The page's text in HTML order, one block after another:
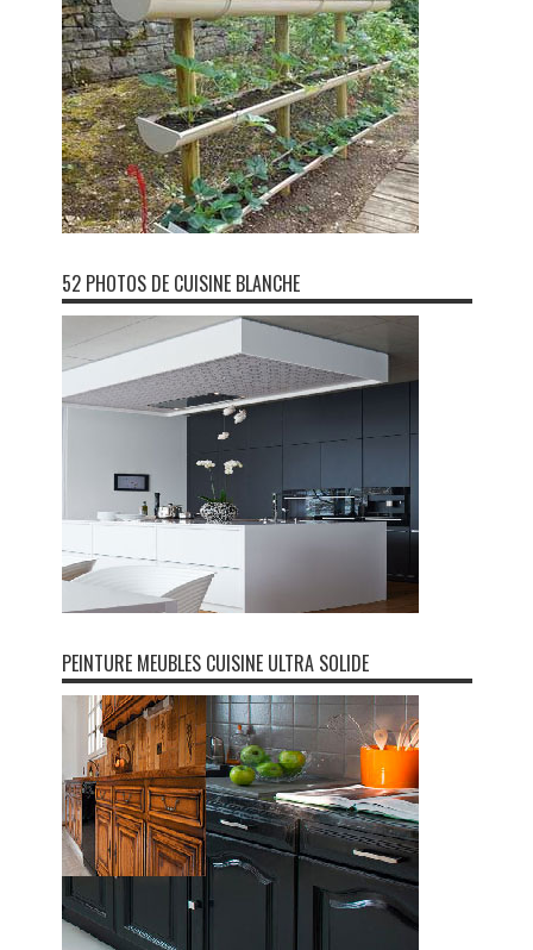
52 PHOTOS DE CUISINE BLANCHE
PEINTURE MEUBLES CUISINE ULTRA SOLIDE